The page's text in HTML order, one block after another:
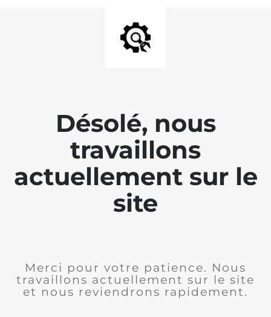
Désolé, nous
travaillons
actuellement sur le
site
Merci pour votre patience. Nous
travaillons actuellement sur le site
et nous reviendrons rapidement.